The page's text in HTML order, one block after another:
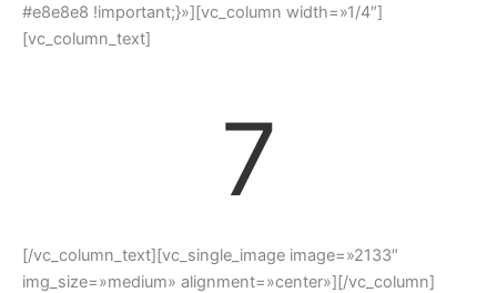
#e8e8e8 !important;}»][vc_column width=»1/4″]
[vc_column_text]
7
[/vc_column_text][vc_single_image image=»2133″
img_size=»medium» alignment=»center»][/vc_column]